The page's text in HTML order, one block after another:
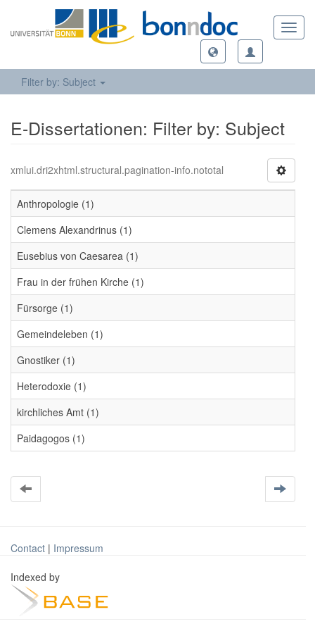
Filter by: Subject
E-Dissertationen: Filter by: Subject
xmlui.dri2xhtml.structural.pagination-info.nototal
Anthropologie (1)
Clemens Alexandrinus (1)
Eusebius von Caesarea (1)
Frau in der frühen Kirche (1)
Fürsorge (1)
Gemeindeleben (1)
Gnostiker (1)
Heterodoxie (1)
kirchliches Amt (1)
Paidagogos (1)
Contact | Impressum
Indexed by